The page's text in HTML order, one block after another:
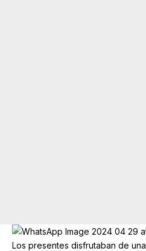
Los presentes disfrutaban de